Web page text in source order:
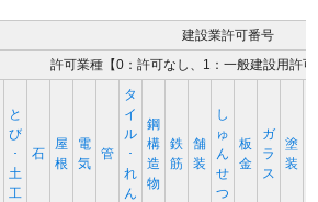
建設業許可番号
許可業種【0：許可なし、1：一般建設用許
と
び
･
土
工
石
屋
根
電
気
管
タ
イ
ル
･
れ
ん
鋼
構
造
物
鉄
筋
舗
装
し
ゅ
ん
せ
つ
板
金
ガ
ラ
ス
塗
装